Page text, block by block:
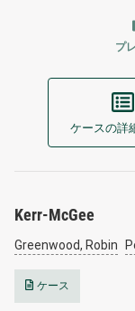
プ
ケースの詳
Kerr-McGee
Greenwood, Robin
ケース